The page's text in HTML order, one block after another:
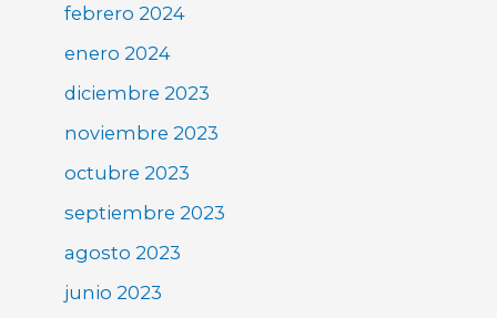
febrero 2024
enero 2024
diciembre 2023
noviembre 2023
octubre 2023
septiembre 2023
agosto 2023
junio 2023